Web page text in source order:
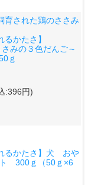
された鶏のささみ
るかたさ】
みの３色だんご～
ｇ
:396円)
るかたさ】 犬 おや
300ｇ（50ｇ×6